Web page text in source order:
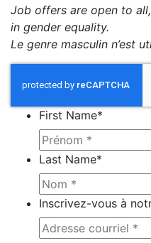
Job offers are open to
in gender equality.
Le genre masculin n’est
First Name*
Last Name*
Inscrivez-vous à